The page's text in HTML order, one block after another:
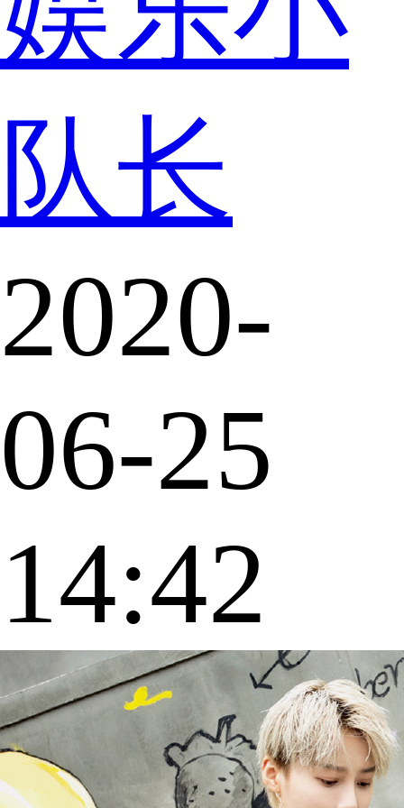
队长
2020-
06-25
14:42